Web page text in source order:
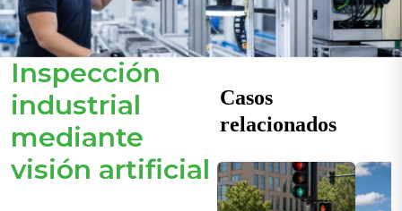
Inspección
industrial
mediante
visión artificial
Casos
relacionados